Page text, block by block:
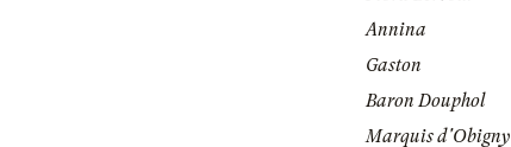
Annina
Gaston
Baron Douphol
Marquis d'Obigny